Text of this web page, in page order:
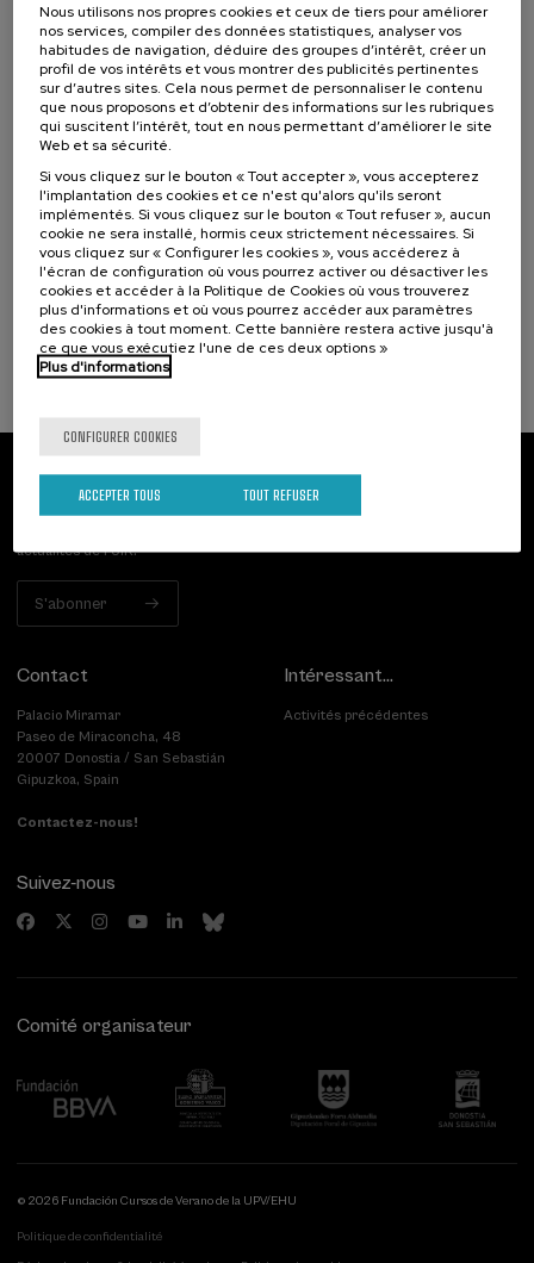
SCIENCE ET TECHNOLOGIE SANTÉ
LINGUISTIQUE ET LITTÉRATURE
COURS D'ÉTÉ
11. SEP-11. SEP, 2026
Osasuna eta hizkuntza IX: Euskara, adimen
artifiziala eta osasuna
10 h. Basque .
...
À PARTIR DE 12 €
Dernières
places
Gratuit
Date
passée
Liste
d'attente
Période
d'inscription
Abonnez-vous à notre bulletin
actualités de l'UIK.
S'abonner
Contact
Palacio Miramar
Paseo de Miraconcha, 48
20007 Donostia / San Sebastián
Gipuzkoa, Spain
Contactez-nous!
Intéressant...
Activités précédentes
Suivez-nous
Comité organisateur
© 2026 Fundación Cursos de Verano de la UPV/EHU
Politique de confidentialité
Nous utilisons nos propres cookies et ceux de tiers pour améliorer
nos services, compiler des données statistiques, analyser vos
habitudes de navigation, déduire des groupes d’intérêt, créer un
profil de vos intérêts et vous montrer des publicités pertinentes
sur d’autres sites. Cela nous permet de personnaliser le contenu
que nous proposons et d’obtenir des informations sur les rubriques
qui suscitent l’intérêt, tout en nous permettant d’améliorer le site
Web et sa sécurité.
Si vous cliquez sur le bouton « Tout accepter », vous accepterez
l'implantation des cookies et ce n'est qu'alors qu'ils seront
implémentés. Si vous cliquez sur le bouton « Tout refuser », aucun
cookie ne sera installé, hormis ceux strictement nécessaires. Si
vous cliquez sur « Configurer les cookies », vous accéderez à
l'écran de configuration où vous pourrez activer ou désactiver les
cookies et accéder à la Politique de Cookies où vous trouverez
plus d'informations et où vous pourrez accéder aux paramètres
des cookies à tout moment. Cette bannière restera active jusqu'à
ce que vous exécutiez l'une de ces deux options »
Plus d'informations
CONFIGURER COOKIES
TOUT REFUSER
ACCEPTER TOUS